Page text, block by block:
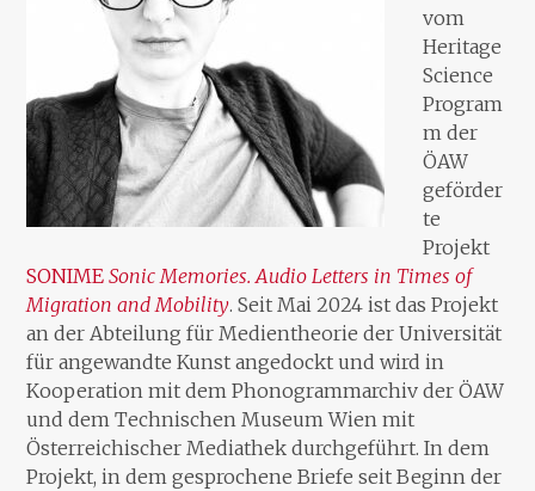
vom
Heritage
Science
Program
m der
ÖAW
geförder
te
Projekt
SONIMESonic Memories.Audio Letters in Times of
Migration and Mobility. Seit Mai 2024 ist das Projekt
an der Abteilung für Medientheorie der Universität
für angewandte Kunst angedockt und wird in
Kooperation mit dem Phonogrammarchiv der ÖAW
und dem Technischen Museum Wien mit
Österreichischer Mediathek durchgeführt. In dem
Projekt, in dem gesprochene Briefe seit Beginn der